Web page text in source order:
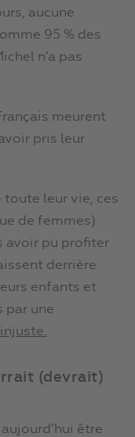
aucune
95 % des
n’a pas
meurent
pris leur
leur vie, ces
de femmes)
avoir pu profiter
derrière
enfants et
par une
injuste.
(devrait)
être